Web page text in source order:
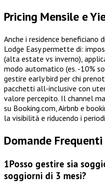
Pricing Mensile e
Anche i residence beneficiano
Lodge Easy permette di:
(alta estate vs inverno),
modo automatico (es. -10%
gestire early bird per chi
pacchetti all-inclusive con
valore percepito. Il channel
su Booking.com, Airbnb e
la visibilità e riducendo i
Domande Frequenti
1Posso gestire sia
soggiorni di 3 mesi?